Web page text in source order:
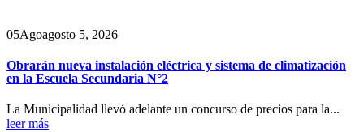
05Agoagosto 5, 2026
Obrarán nueva instalación eléctrica y sistema de climatización
en la Escuela Secundaria N°2
La Municipalidad llevó adelante un concurso de precios para la...
leer más